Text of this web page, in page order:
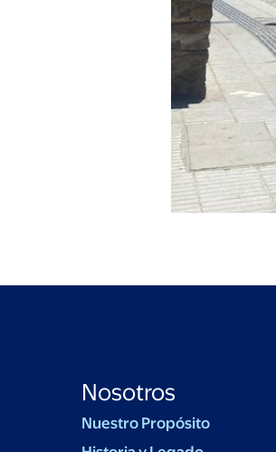
Nosotros
Nuestro Propósito